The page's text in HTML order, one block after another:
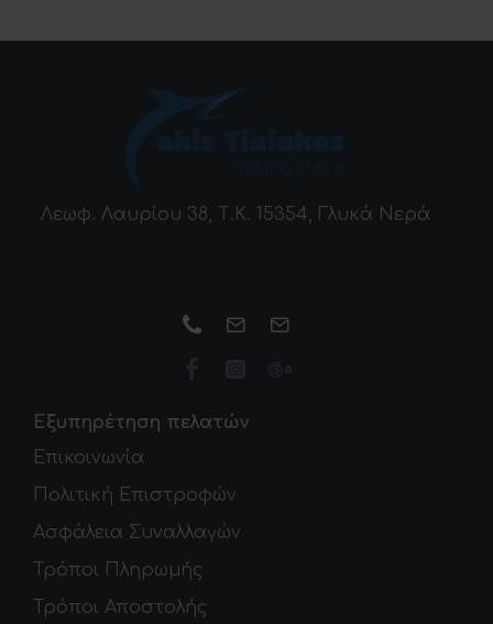
Λεωφ. Λαυρίου 38, Τ.Κ. 15354, Γλυκά Νερά
Εξυπηρέτηση πελατών
Επικοινωνία
Πολιτική Επιστροφών
Ασφάλεια Συναλλαγών
Τρόποι Πληρωμής
Τρόποι Αποστολής